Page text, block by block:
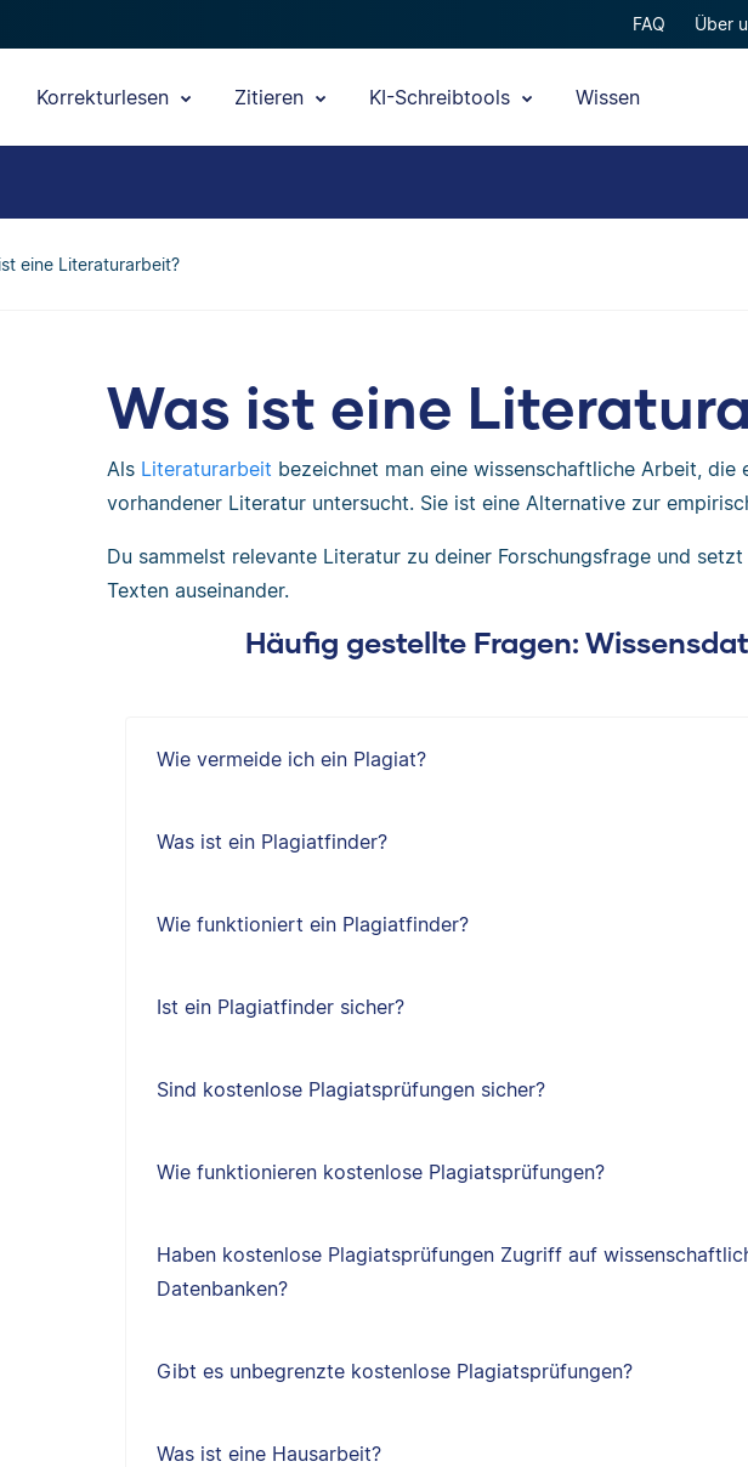
FAQ Über
Korrekturlesen Zitieren KI-Schreibtools Wissen
eine Literaturarbeit?
Was ist eine
Als Literaturarbeit bezeichnet man eine wissenschaftliche Arbeit, die
vorhandener Literatur untersucht. Sie ist eine Alternative zur
Du sammelst relevante Literatur zu deiner Forschungsfrage und
Texten auseinander.
Häufig gestellte Fragen:
Wie vermeide ich ein Plagiat?
Was ist ein Plagiatfinder?
Wie funktioniert ein Plagiatfinder?
Ist ein Plagiatfinder sicher?
Sind kostenlose Plagiatsprüfungen sicher?
Wie funktionieren kostenlose Plagiatsprüfungen?
Haben kostenlose Plagiatsprüfungen Zugriff auf
Datenbanken?
Gibt es unbegrenzte kostenlose Plagiatsprüfungen?
Was ist eine Hausarbeit?